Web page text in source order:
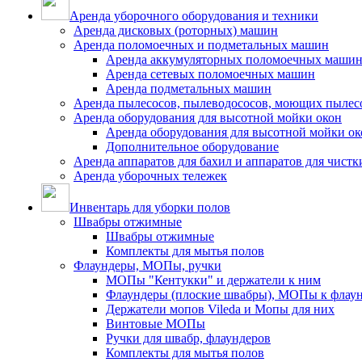
Аренда уборочного оборудования и техники
Аренда дисковых (роторных) машин
Аренда поломоечных и подметальных машин
Аренда аккумуляторных поломоечных машин
Аренда сетевых поломоечных машин
Аренда подметальных машин
Аренда пылесосов, пылеводососов, моющих
Аренда оборудования для высотной мойки окон
Аренда оборудования для высотной мойки
Дополнительное оборудование
Аренда аппаратов для бахил и аппаратов для
Аренда уборочных тележек
Инвентарь для уборки полов
Швабры отжимные
Швабры отжимные
Комплекты для мытья полов
Флаундеры, МОПы, ручки
МОПы "Кентукки" и держатели к ним
Флаундеры (плоские швабры), МОПы к
Держатели мопов Vileda и Мопы для них
Винтовые МОПы
Ручки для швабр, флаундеров
Комплекты для мытья полов